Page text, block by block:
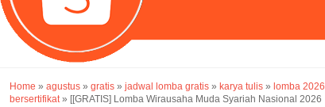
Home » agustus » gratis » jadwal lomba gratis » karya tulis » lomba 2026
bersertifikat» [[GRATIS] Lomba Wirausaha Muda Syariah Nasional 2026